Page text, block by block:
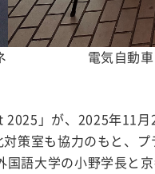
電気自動
」が、2025年11
策室も協力のもと、
語大学の小野学長と